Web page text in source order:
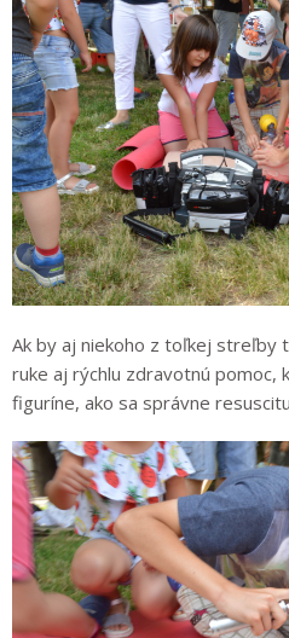
Ak by aj niekoho z toľkej streľby
ruke aj rýchlu zdravotnú pomoc,
figuríne, ako sa správne